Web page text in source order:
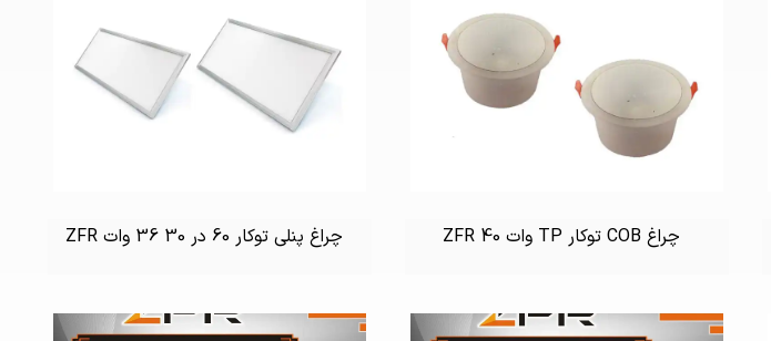
چراغ COB توکار TP وات 40 ZFR چراغ پنلی توکار 60 در 30 36 وات ZFR